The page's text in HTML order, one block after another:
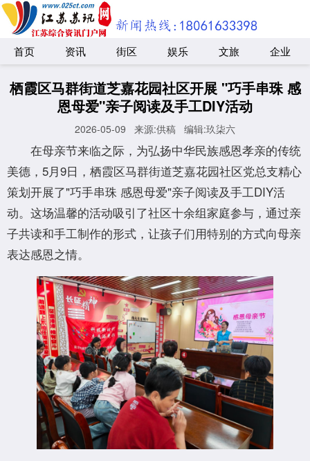
首页 资讯 街区 娱乐 文旅 企业
栖霞区马群街道芝嘉花园社区开展 "巧手串珠 感
恩母爱"亲子阅读及手工DIY活动
2026-05-09 来源:供稿 编辑:玖柒六
在母亲节来临之际，为弘扬中华民族感恩孝亲的传统
美德，5月9日，栖霞区马群街道芝嘉花园社区党总支精心
策划开展了"巧手串珠 感恩母爱"亲子阅读及手工DIY活
动。这场温馨的活动吸引了社区十余组家庭参与，通过亲
子共读和手工制作的形式，让孩子们用特别的方式向母亲
表达感恩之情。